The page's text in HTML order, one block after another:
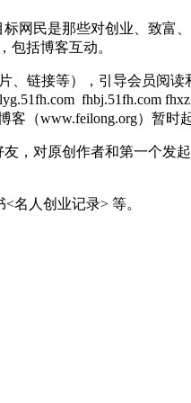
网民是那些对创业、致富
包括博客互动。
、链接等），引导会员阅
fhbj.51fh.com
（www.feilong.org）暂时
，对原创作者和第一个发
名人创业记录> 等。